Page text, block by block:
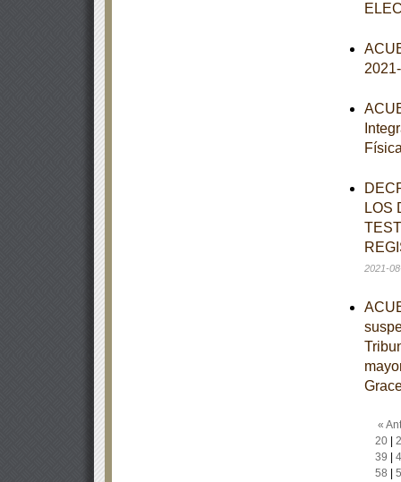
LOS
2021-
«
20|
39
58